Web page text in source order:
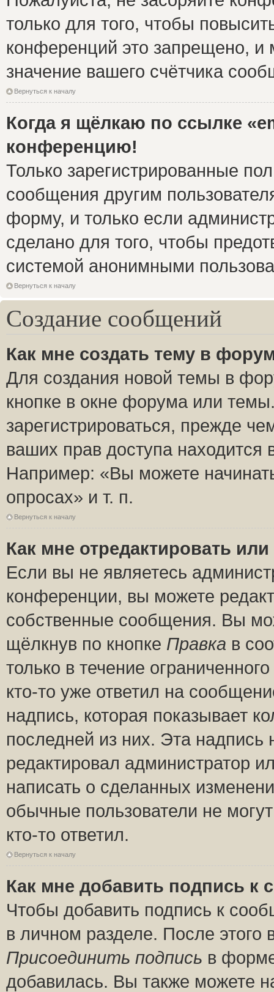
только для того, чтобы
конференций это запрещено, и
значение вашего счётчика
Вернуться к началу
Когда я щёлкаю по ссылке
конференцию!
Только зарегистрированные
сообщения другим
форму, и только если
сделано для того, чтобы
системой анонимными
Вернуться к началу
Создание сообщений
Как мне создать тему в
Для создания новой темы в
кнопке в окне форума или
зарегистрироваться, прежде
ваших прав доступа
Например: «Вы можете
опросах» и т. п.
Вернуться к началу
Как мне отредактировать
Если вы не являетесь
конференции, вы можете
собственные сообщения. Вы
щёлкнув по кнопке Правка в
только в течение
кто-то уже ответил на
надпись, которая показывает
последней из них. Эта
редактировал администратор
написать о сделанных
обычные пользователи не
кто-то ответил.
Вернуться к началу
Как мне добавить подпись к
Чтобы добавить подпись к
в личном разделе. После
Присоединить подпись в
добавилась. Вы также можете